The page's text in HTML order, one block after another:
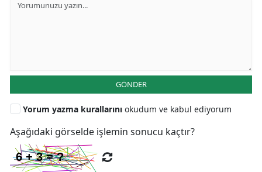
GÖNDER
Yorum yazma kurallarını okudum ve kabul ediyorum
Aşağıdaki görselde işlemin sonucu kaçtır?